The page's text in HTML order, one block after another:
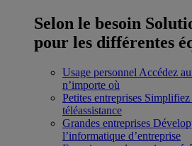
Selon le besoin
pour les différentes
Usage personnel Accédez
n’importe où
Petites entreprises Simplifiez
téléassistance
Grandes entreprises
l’informatique d’entreprise